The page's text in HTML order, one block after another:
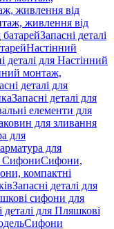
живлення від
живлення від
Запасні деталі
Настінний
деталі для Настінний
монтаж,
деталі для
Запасні деталі для
елементи для
для зливання
для
для
СифониСифони,
компактні
Запасні деталі для
сифони для
деталі для Пляшкові
Сифони